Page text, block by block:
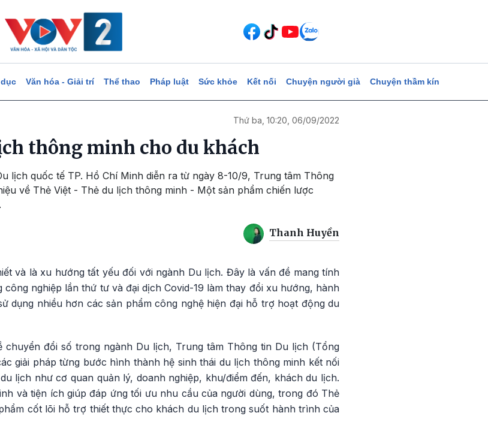
Văn hóa - Giải trí Thể thao Pháp luật Sức khỏe Kết nối Chuyện người già Chuyện thầm kín
Thứ ba, 10:20, 06/09/2022
thông minh cho du khách
lịch quốc tế TP. Hồ Chí Minh diễn ra từ ngày 8-10/9, Trung tâm Thông
về Thẻ Việt - Thẻ du lịch thông minh - Một sản phẩm chiến lược
Thanh Huyền
và là xu hướng tất yếu đối với ngành Du lịch. Đây là vấn đề mang tính
nghiệp lần thứ tư và đại dịch Covid-19 làm thay đổi xu hướng, hành
dụng nhiều hơn các sản phẩm công nghệ hiện đại hỗ trợ hoạt động du
đổi số trong ngành Du lịch, Trung tâm Thông tin Du lịch (Tổng
giải pháp từng bước hình thành hệ sinh thái du lịch thông minh kết nối
lịch như cơ quan quản lý, doanh nghiệp, khu/điểm đến, khách du lịch.
và tiện ích giúp đáp ứng tối ưu nhu cầu của người dùng, trong đó Thẻ
cốt lõi hỗ trợ thiết thực cho khách du lịch trong suốt hành trình của